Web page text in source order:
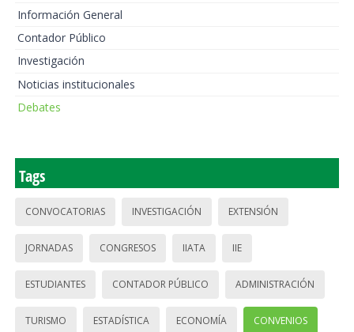
Información General
Contador Público
Investigación
Noticias institucionales
Debates
Tags
CONVOCATORIAS INVESTIGACIÓN EXTENSIÓN
JORNADAS CONGRESOS IIATA IIE
ESTUDIANTES CONTADOR PÚBLICO ADMINISTRACIÓN
TURISMO ESTADÍSTICA ECONOMÍA CONVENIOS